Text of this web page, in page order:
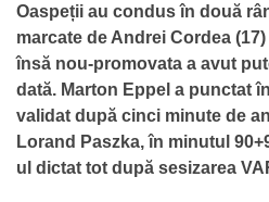
Oaspeții au condus în două
marcate de Andrei Cordea
însă nou-promovata a avut
dată. Marton Eppel a punctat
validat după cinci minute de
Lorand Paszka, în minutul
ul dictat tot după sesizarea